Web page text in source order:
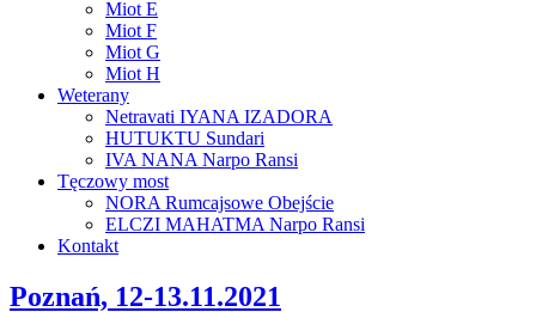
Miot E
Miot F
Miot G
Miot H
Weterany
Netravati IYANA IZADORA
HUTUKTU Sundari
IVA NANA Narpo Ransi
Tęczowy most
NORA Rumcajsowe Obejście
ELCZI MAHATMA Narpo Ransi
Kontakt
Poznań, 12-13.11.2021